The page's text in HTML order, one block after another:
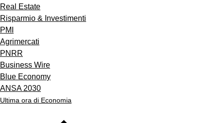
Real Estate
Risparmio & Investimenti
PMI
Agrimercati
PNRR
Business Wire
Blue Economy
ANSA 2030
Ultima ora di Economia